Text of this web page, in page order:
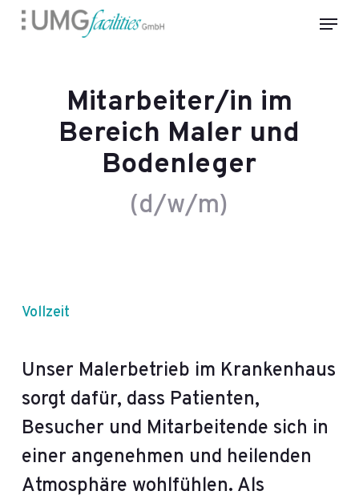
Skip
Menu
Mitarbeiter/in im
Bereich Maler und
Bodenleger
Vollzeit
Unser Malerbetrieb im Krankenhaus
sorgt dafür, dass Patienten,
Besucher und Mitarbeitende sich in
einer angenehmen und heilenden
Atmosphäre wohlfühlen. Als